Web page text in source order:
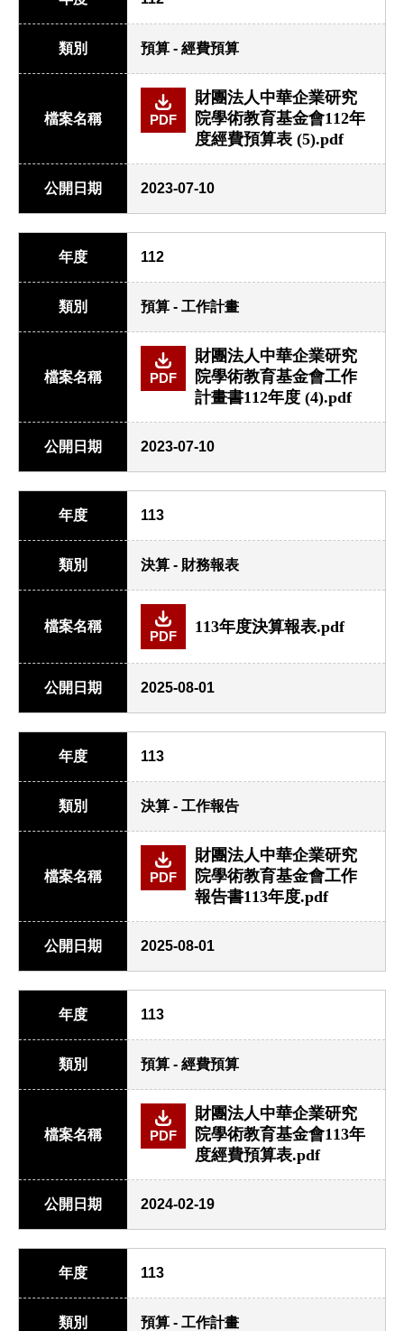
類別 預算 - 經費預算
檔案名稱 PDF
財團法人中華企業研究
院學術教育基金會112年
度經費預算表 (5).pdf
公開日期 2023-07-10
年度 112
類別 預算 - 工作計畫
檔案名稱 PDF
財團法人中華企業研究
院學術教育基金會工作
計畫書112年度 (4).pdf
公開日期 2023-07-10
年度 113
類別 決算 - 財務報表
檔案名稱
PDF
113年度決算報表.pdf
公開日期 2025-08-01
年度 113
類別 決算 - 工作報告
檔案名稱 PDF
財團法人中華企業研究
院學術教育基金會工作
報告書113年度.pdf
公開日期 2025-08-01
年度 113
類別 預算 - 經費預算
檔案名稱 PDF
財團法人中華企業研究
院學術教育基金會113年
度經費預算表.pdf
公開日期 2024-02-19
年度 113
類別 預算 - 工作計畫